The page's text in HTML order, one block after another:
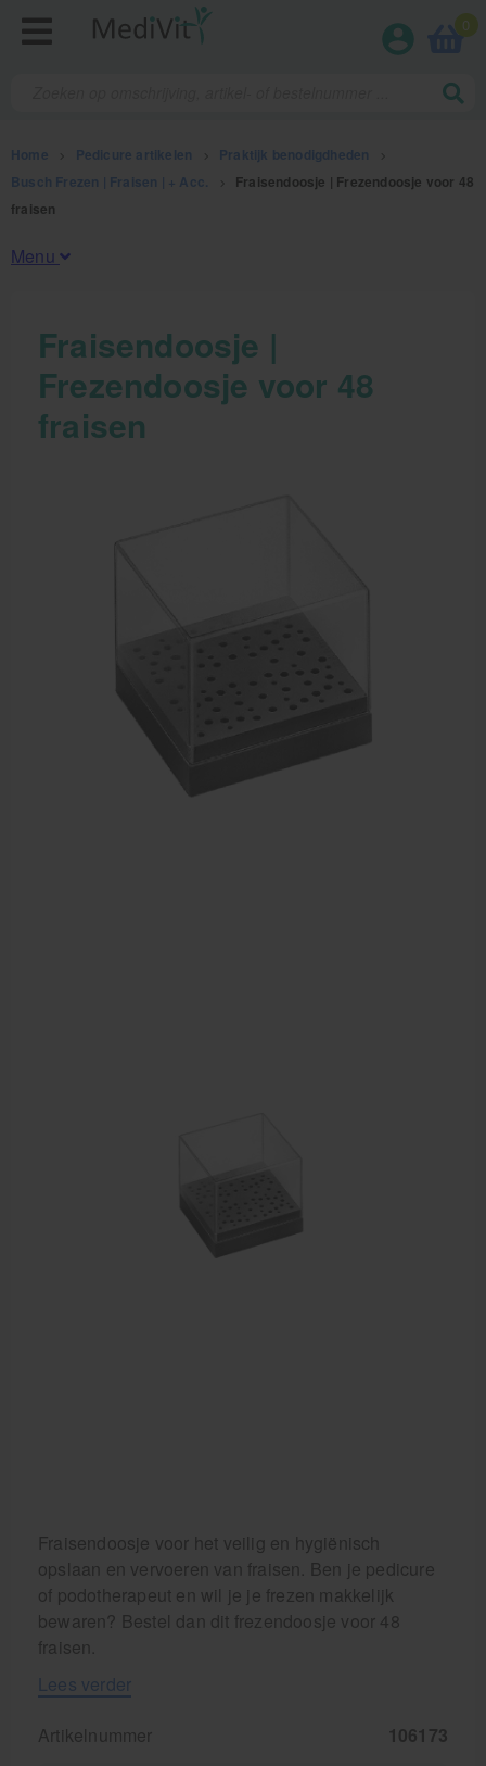
0
Home Pedicure artikelen Praktijk benodigdheden
Busch Frezen | Fraisen | + Acc.
Fraisendoosje | Frezendoosje voor 48
fraisen
Menu
Fysiotherapieproducten
Verbruiksmaterialen
Massage
Diverse pedicure producten
Praktijk benodigdheden
Behandelstoel elektrisch
Fraisendoosje |
Frezendoosje voor 48
fraisen
Fraisendoosje voor het veilig en hygiënisch
opslaan en vervoeren van fraisen. Ben je pedicure
of podotherapeut en wil je je frezen makkelijk
bewaren? Bestel dan dit frezendoosje voor 48
fraisen.
Lees verder
Artikelnummer 106173